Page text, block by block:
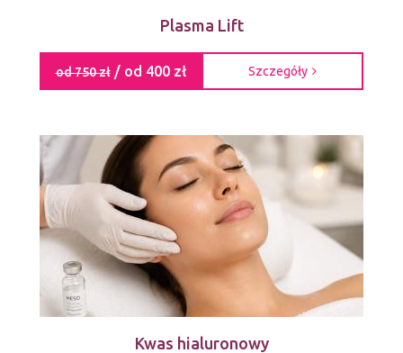
Plasma Lift
od 750 zł/ od 400 zł Szczegóły
Kwas hialuronowy